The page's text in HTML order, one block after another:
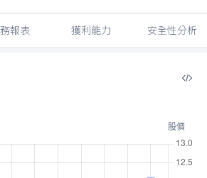
報表 獲利能力 安全性分析